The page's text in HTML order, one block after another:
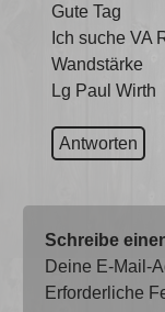
Gute Tag
Ich suche VA
Wandstärke
Lg Paul Wirth
Antworten
Schreibe
Deine E-Mail-
Erforderliche